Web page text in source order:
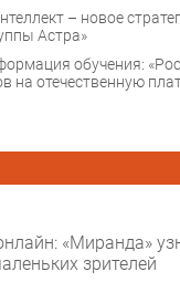
– новое
Астра»
обучения:
на отечественную
«Миранда»
зрителей